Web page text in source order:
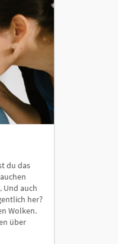
du das
Und auch
her?
Wolken.
über